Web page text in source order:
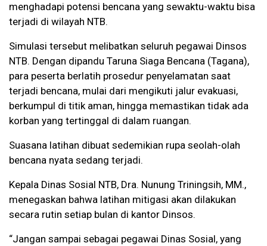
menghadapi potensi bencana yang sewaktu-waktu bisa
terjadi di wilayah NTB.
Simulasi tersebut melibatkan seluruh pegawai Dinsos
NTB. Dengan dipandu Taruna Siaga Bencana (Tagana),
para peserta berlatih prosedur penyelamatan saat
terjadi bencana, mulai dari mengikuti jalur evakuasi,
berkumpul di titik aman, hingga memastikan tidak ada
korban yang tertinggal di dalam ruangan.
Suasana latihan dibuat sedemikian rupa seolah-olah
bencana nyata sedang terjadi.
Kepala Dinas Sosial NTB, Dra. Nunung Triningsih, MM.,
menegaskan bahwa latihan mitigasi akan dilakukan
secara rutin setiap bulan di kantor Dinsos.
“Jangan sampai sebagai pegawai Dinas Sosial, yang